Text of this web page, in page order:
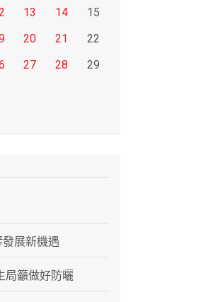
13 14
15
20 21
22
27 28
29
展新機遇
局籲做好防曬